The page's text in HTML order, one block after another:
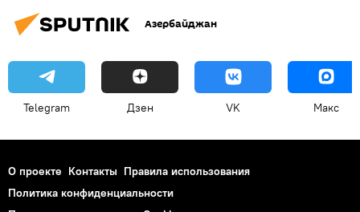
Азербайджан
Telegram Дзен VK Макс
О проекте Контакты Правила использования
Политика конфиденциальности